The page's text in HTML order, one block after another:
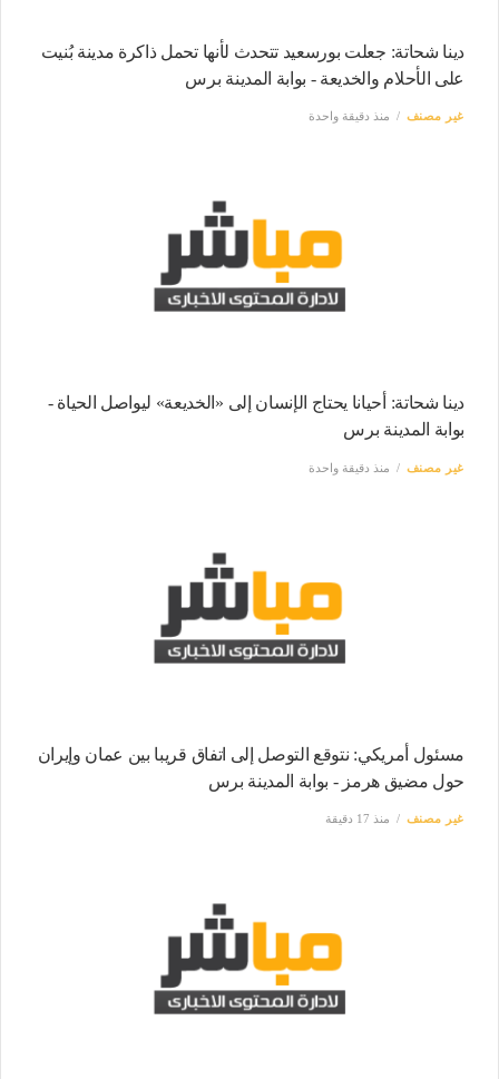
دينا شحاتة: جعلت بورسعيد تتحدث لأنها تحمل ذاكرة مدينة بُنيت
على الأحلام والخديعة - بوابة المدينة برس
غير مصنف منذ دقيقة واحدة
دينا شحاتة: أحيانا يحتاج الإنسان إلى «الخديعة» ليواصل الحياة -
بوابة المدينة برس
غير مصنف منذ دقيقة واحدة
مسئول أمريكي: نتوقع التوصل إلى اتفاق قريبا بين عمان وإيران
حول مضيق هرمز - بوابة المدينة برس
غير مصنف منذ 17 دقيقة